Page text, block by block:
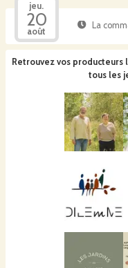
jeu.
20
août
La
Retrouvez vos producteurs
tous les